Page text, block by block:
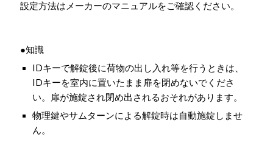
設定方法はメーカーのマニュアルをご確認ください。
●知識
IDキーで解錠後に荷物の出し入れ等を行うときは、
IDキーを室内に置いたまま扉を閉めないでくださ
い。扉が施錠され閉め出されるおそれがあります。
物理鍵やサムターンによる解錠時は自動施錠しませ
ん。